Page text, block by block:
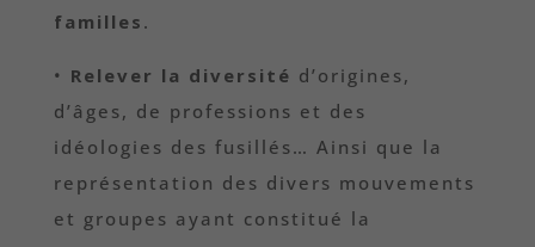
familles .
• Relever la diversité d’origines,
d’âges, de professions et des
idéologies des fusillés… Ainsi que la
représentation des divers mouvements
et groupes ayant constitué la